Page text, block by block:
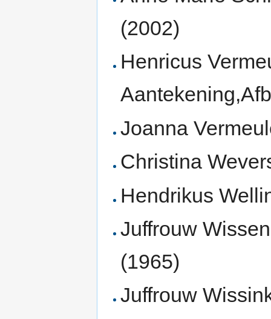
(2002)
Henricus
Joanna
Christina
Hendrikus
Juffrouw
(1965)
Juffrouw